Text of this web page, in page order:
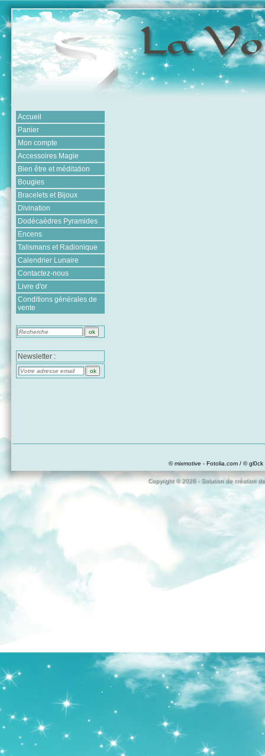
Accueil
Panier
Mon compte
Accessoires Magie
Bien être et méditation
Bougies
Bracelets et Bijoux
Divination
Dodécaèdres Pyramides
Encens
Talismans et Radionique
Calendrier Lunaire
Contactez-nous
Livre d'or
Conditions générales de
vente
Newsletter :
© mixmotive - Fotolia.com / ©
Copyright © 2026 - Solution de création